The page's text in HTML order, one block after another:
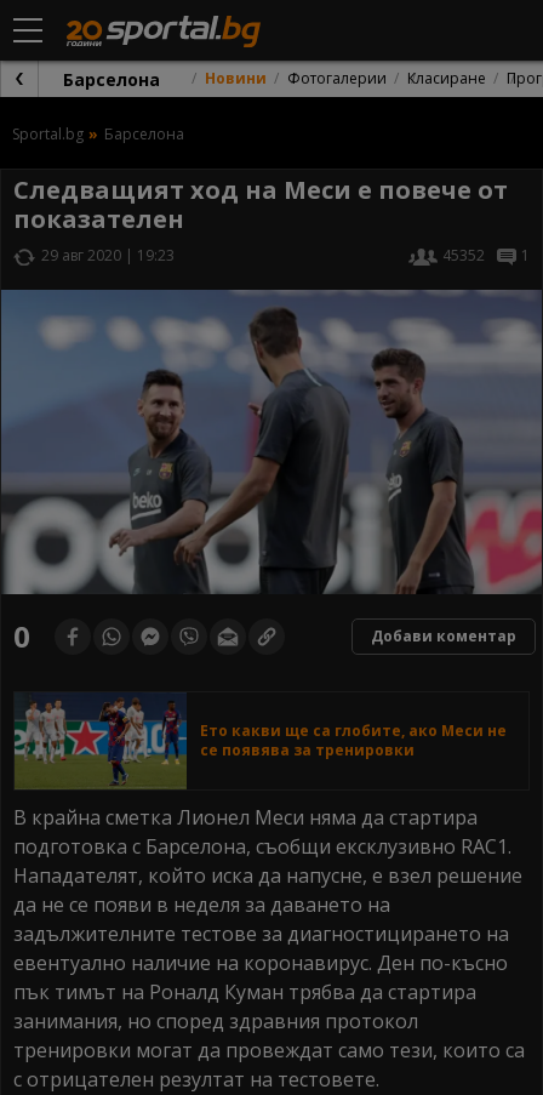
Барселона Новини Фотогалерии Класиране
Sportal.bg Барселона
Следващият ход на Меси е повече от
показателен
29 авг 2020 | 19:23 45352 1
0 Добави коментар
Ето какви ще са глобите, ако Меси не
се появява за тренировки
В крайна сметка Лионел Меси няма да стартира
подготовка с Барселона, съобщи ексклузивно RAC1.
Нападателят, който иска да напусне, е взел решение
да не се появи в неделя за даването на
задължителните тестове за диагностицирането на
евентуално наличие на коронавирус. Ден по-късно
пък тимът на Роналд Куман трябва да стартира
занимания, но според здравния протокол
тренировки могат да провеждат само тези, които са
с отрицателен резултат на тестовете.